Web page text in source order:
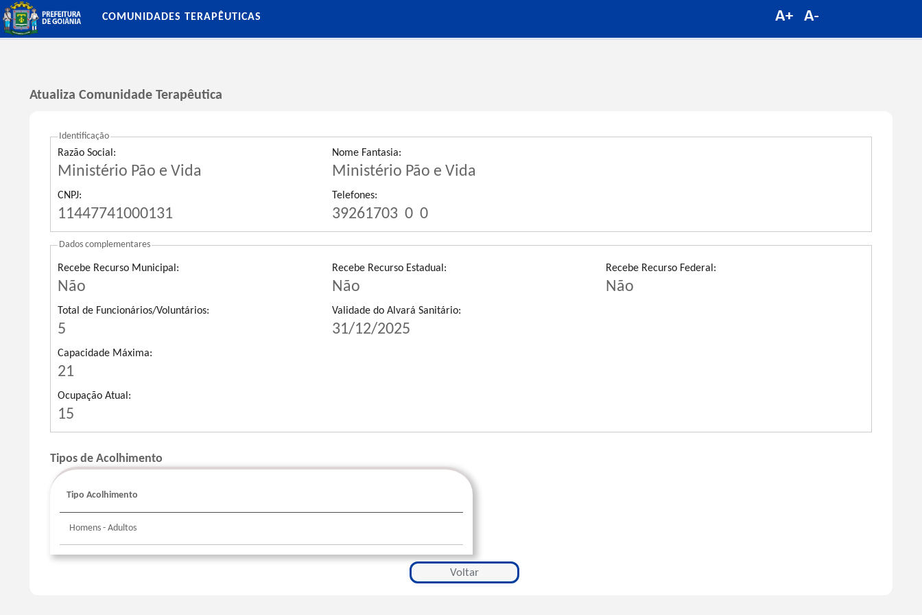
COMUNIDADES TERAPÊUTICAS
Atualiza Comunidade Terapêutica
Identificação
Razão Social:
Ministério Pão e Vida
Nome Fantasia:
Ministério Pão e Vida
CNPJ:
11447741000131
Telefones:
39261703 0 0
Dados complementares
Recebe Recurso Municipal:
Não
Recebe Recurso Estadual:
Não
Recebe Recurso Federal:
Não
Total de Funcionários/Voluntários:
5
Validade do Alvará Sanitário:
31/12/2025
Capacidade Máxima:
21
Ocupação Atual:
15
Tipos de Acolhimento
Tipo Acolhimento
column
Homens - Adultos